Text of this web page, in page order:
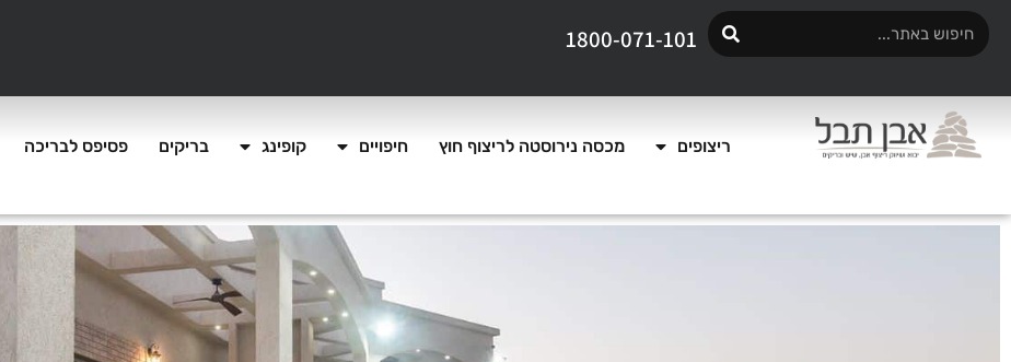
1800-071-101
ריצופים מכסה נירוסטה לריצוף חוץ חיפויים קופינג בריקים פסיפס לבריכה